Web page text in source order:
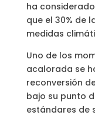
ha
que el 30% de
medidas
Uno de los
acalorada se
reconversión
bajo su punto
estándares de